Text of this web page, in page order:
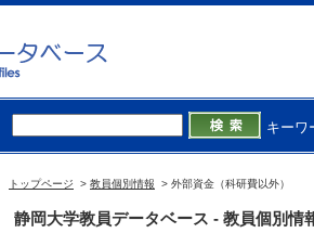
キーワ
トップページ > 教員個別情報 > 外部資金（科研費以外）
静岡大学教員データベース - 教員個別情